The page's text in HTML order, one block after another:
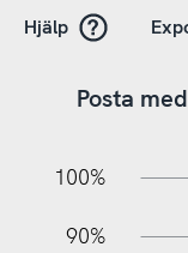
Hjälp
Posta
100%
90%